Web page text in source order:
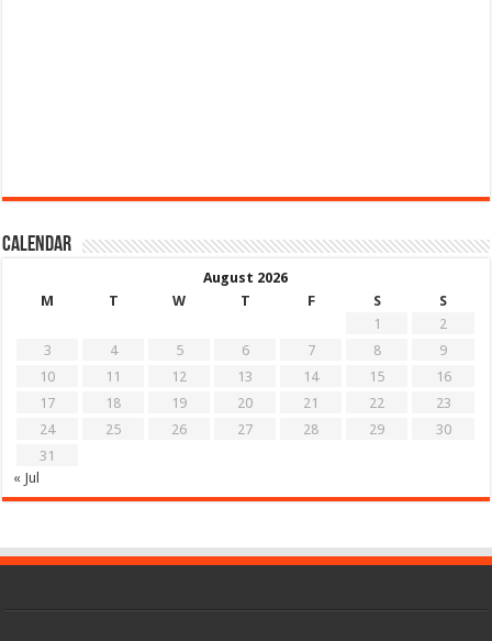
Calendar
August 2026
M
T W T F S
S
1
2
3
4 5 6 7 8
9
10
11 12 13 14 15
16
17
18 19 20 21 22
23
24
25 26 27 28 29
30
31
« Jul